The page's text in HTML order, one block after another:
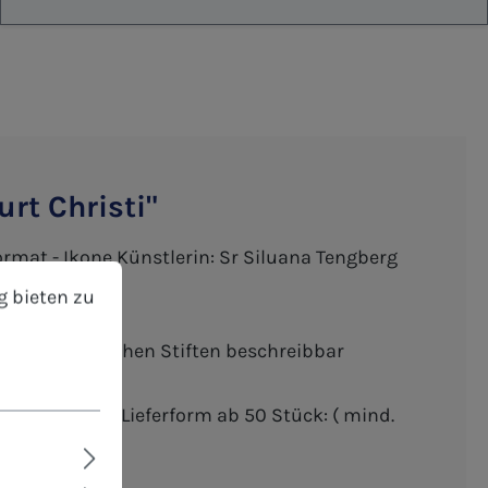
Christi"
- Ikone Künstlerin: Sr Siluana Tengberg
gewöhnlichen Stiften beschreibbar
- Lieferform ab 50 Stück: ( mind.
zu können.
bieten zu